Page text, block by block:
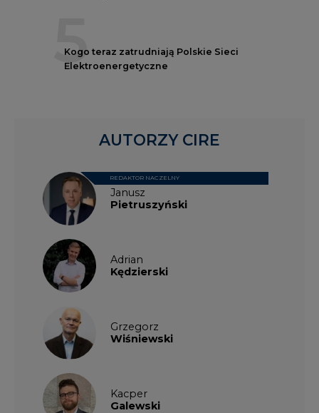
5
Kogo teraz zatrudniają Polskie Sieci
Elektroenergetyczne
Janusz
Pietruszyński
REDAKTOR NACZELNY
Adrian
Kędzierski
Grzegorz
Wiśniewski
Kacper
Galewski
AUTORZY CIRE